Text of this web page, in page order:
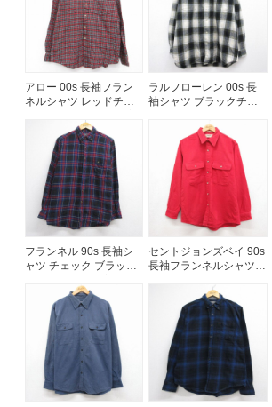
お客様の声
レビュー1万件突破
お気に入りリスト
会員登録
メルマガ登録
会社概要
店舗一覧
古着卸売
特定商取引法に基づく表示
プライバシーポリシー
お問い合わせ
アロー 00s 長袖フラン
ネルシャツ レッドチェ
ラルフローレン 00s 長
袖シャツ ブラックチェ
フランネル 90s 長袖シ
ャツ チェック ブラック
セントジョンズベイ 90s
長袖フランネルシャツ
メンズL相当 | 古着